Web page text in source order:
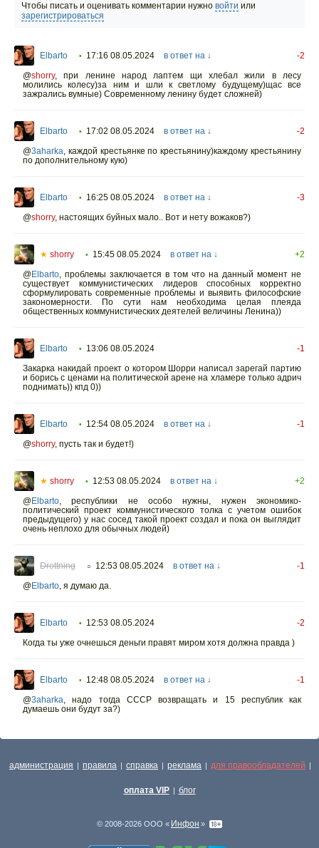
Чтобы писать и оценивать комментарии нужно войти или
зарегистрироваться
Elbarto • 17:16 08.05.2024 в ответ на ↓
-2
@shorry, при ленине народ лаптем щи хлебал жили в лесу
молились колесу)за ним и шли к светлому будущему)щас все
зажрались вумные) Современному ленину будет сложней)
Elbarto • 17:02 08.05.2024 в ответ на ↓
-2
@3aharka, каждой крестьянке по крестьянину)каждому крестьянину
по дополнительному кую)
Elbarto • 16:25 08.05.2024 в ответ на ↓
-3
@shorry, настоящих буйных мало.. Вот и нету вожаков?)
★ shorry • 15:45 08.05.2024 в ответ на ↓
+2
@Elbarto, проблемы заключается в том что на данный момент не
существует коммунистических лидеров способных корректно
сформулировать современные проблемы и выявить философские
закономерности. По сути нам необходима целая плеяда
общественных коммунистических деятелей величины Ленина))
Elbarto • 13:06 08.05.2024
-1
Закарка накидай проект о котором Шорри написал зарегай партию
и борись с ценами на политической арене на хламере только адрич
поднимать)) кпд 0))
Elbarto • 12:54 08.05.2024 в ответ на ↓
-1
@shorry, пусть так и будет!)
★ shorry • 12:53 08.05.2024 в ответ на ↓
+2
@Elbarto, республики не особо нужны, нужен экономико-
политический проект коммунистического толка с учетом ошибок
предыдущего) у нас сосед такой проект создал и пока он выглядит
очень неплохо для обычных людей)
Drottning ○ 12:53 08.05.2024 в ответ на ↓
-1
@Elbarto, я думаю да.
Elbarto • 12:53 08.05.2024
-2
Когда ты уже очнешься деньги правят миром хотя должна правда )
Elbarto • 12:48 08.05.2024 в ответ на ↓
-1
@3aharka, надо тогда СССР возвращать и 15 республик как
думаешь они будут за?)
администрация | правила | справка | реклама | для правообладателей |
оплата VIP | блог
© 2008-2026 ООО « Инфон »